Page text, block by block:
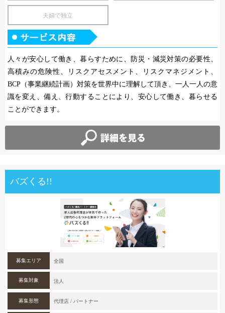
夫婦で独立
人々が安心して働き、暮らすために、防災・減災対策の必要性、
高積みの危険性、リスクアセスメント、リスクマネジメント、
BCP（事業継続計画）対策を世界中に理解して頂き、一人一人の意
識を変え、備え、行動することにより、安心して働き、暮らせる
ことができます。
バズくる!!
募集エリア 全国
募集対象 法人
募集形態 代理店 / パートナー